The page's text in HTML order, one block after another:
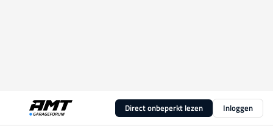
Direct onbeperkt lezen Inloggen